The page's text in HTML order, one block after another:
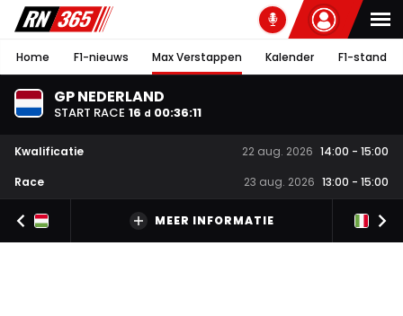
Home F1-nieuws Max Verstappen Kalender F1-stand
GP NEDERLAND
START RACE 16 d 00:36:10
Kwalificatie 22 aug. 2026 14:00 - 15:00
Race
23 aug. 2026 13:00 - 15:00
MEER INFORMATIE